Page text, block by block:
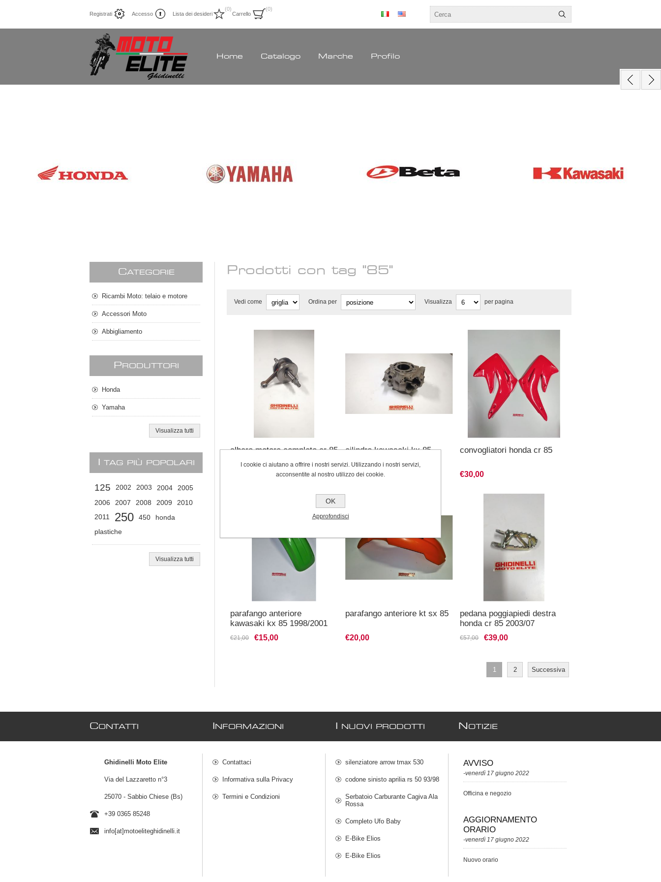
Registrati Accesso Lista dei desideri
(0)
Carrello
(0)
Home Catalogo Marche Profilo
Prodotti con tag "85"
Vedi come Ordina per Visualizza per pagina
albero motore completo cr 85
€170,00
cilindro kawasaki kx 85
€280,00 €190,00
convogliatori honda cr 85
€30,00
parafango anteriore
kawasaki kx 85 1998/2001
€21,00 €15,00
parafango anteriore kt sx 85
€20,00
pedana poggiapiedi destra
honda cr 85 2003/07
€57,00 €39,00
1 2 Successiva
CATEGORIE
Ricambi Moto: telaio e motore
Accessori Moto
Abbigliamento
P RODUTTORI
Honda
Yamaha
Visualizza tutti
TAG PIÙ POPOLARI
125 2002 2003 2004
2005
2006
2007 2008 2009 2010
2011 250 450 honda
plastiche
Visualizza tutti
CONTATTI
Ghidinelli Moto Elite
Via del Lazzaretto n°3
25070 - Sabbio Chiese (Bs)
+39 0365 85248
info[at]motoeliteghidinelli.it
NFORMAZIONI
Contattaci
Informativa sulla Privacy
Termini e Condizioni
NUOVI PRODOTTI
silenziatore arrow tmax 530
codone sinisto aprilia rs 50 93/98
Serbatoio Carburante Cagiva Ala
Rossa
Completo Ufo Baby
E-Bike Elios
E-Bike Elios
N OTIZIE
AVVISO
-venerdì 17 giugno 2022
Officina e negozio
AGGIORNAMENTO
ORARIO
-venerdì 17 giugno 2022
Nuovo orario
I cookie ci aiutano a offrire i nostri servizi. Utilizzando i nostri servizi,
acconsentite al nostro utilizzo dei cookie.
OK
Approfondisci